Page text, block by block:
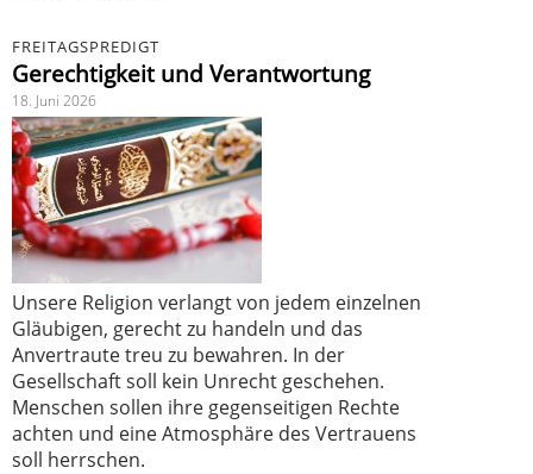
FREITAGSPREDIGT
Gerechtigkeit und Verantwortung
18. Juni 2026
Unsere Religion verlangt von jedem einzelnen
Gläubigen, gerecht zu handeln und das
Anvertraute treu zu bewahren. In der
Gesellschaft soll kein Unrecht geschehen.
Menschen sollen ihre gegenseitigen Rechte
achten und eine Atmosphäre des Vertrauens
soll herrschen.